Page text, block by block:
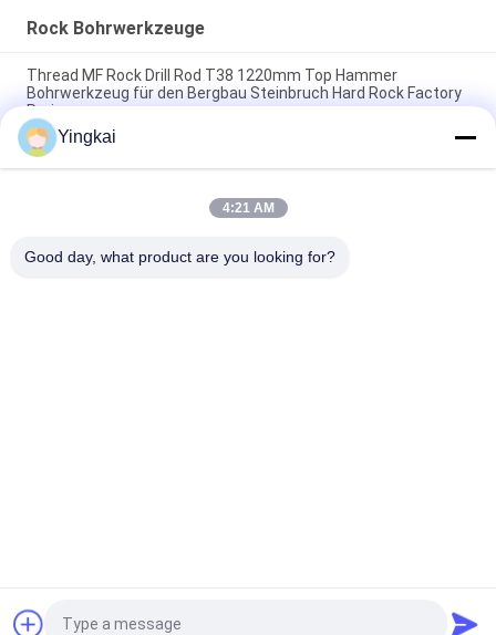
Rock Bohrwerkzeuge
Thread MF Rock Drill Rod T38 1220mm Top Hammer
Bohrwerkzeug für den Bergbau Steinbruch Hard Rock Factory
Preis
445mm COP 131 T38 Drifting Shank Adapter Hochfestigkeits-
Legierungsstahl für hydraulische Felsbohrungen
Hochwertige R32-R32-Kupplungshülse für Top-Hammer-
Yingkai
4:21 AM
Good day, what product are you looking for?